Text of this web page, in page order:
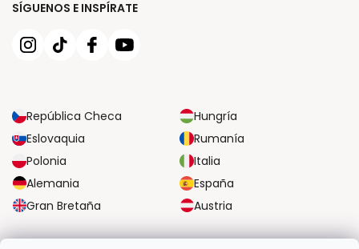
SÍGUENOS E INSPÍRATE
República Checa
Hungría
Eslovaquia
Rumanía
Polonia
Italia
Alemania
España
Gran Bretaña
Austria